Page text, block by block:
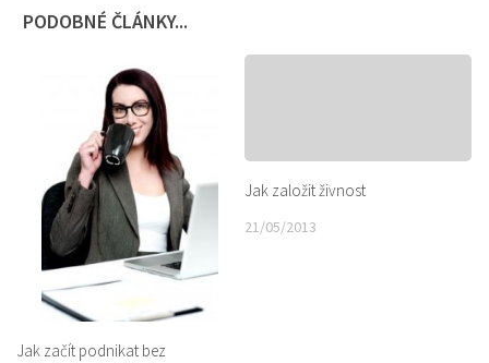
PODOBNÉ ČLÁNKY...
Jak začít podnikat bez
Jak založit živnost
21/05/2013